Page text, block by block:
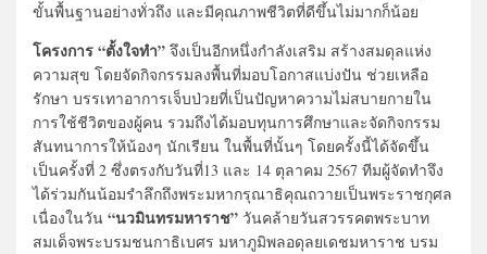
ขั้นพื้นฐานอย่างทั่วถึง และมีคุณภาพชีวิตที่ดีขึ้นไม่มากก็น้อย
โครงการ “ตั้งใจทำ” จึงเป็นอีกหนึ่งกำลังเสริม สร้างสมดุลแห่ง
ความสุข โดยจัดกิจกรรมลงพื้นที่มอบโอกาสแบ่งปัน ช่วยเหลือ
รักษา บรรเทาอาการเจ็บป่วยที่เป็นปัญหาความไม่สบายกายใน
การใช้ชีวิตของผู้คน รวมถึงได้มอบทุนการศึกษาและจัดกิจกรรม
สันทนาการให้น้องๆ นักเรียน ในพื้นที่นั้นๆ โดยครั้งนี้ได้จัดขึ้น
เป็นครั้งที่ 2 ซึ่งตรงกับวันที่13 และ 14 ตุลาคม 2567 ทีมผู้จัดทำจึง
ได้ร่วมกันน้อมรำลึกถึงพระมหากรุณาธิคุณถวายเป็นพระราชกุศล
เนื่องในวัน “นวมินทรมหาราช” วันคล้ายวันสวรรคตพระบาท
สมเด็จพระบรมชนกาธิเบศร มหาภูมิพลอดุลยเดชมหาราช บรม